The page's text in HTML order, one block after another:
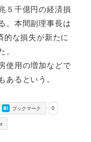
５千億円の経済損
。本間副理事長は
的な損失が新たに
。
使用の増加などで
あるという。
0
ブックマーク